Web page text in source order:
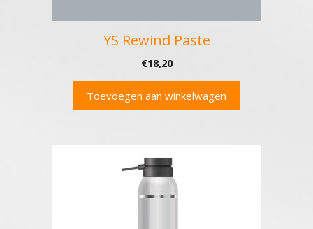
YS Rewind Paste
€18,20
Toevoegen aan winkelwagen